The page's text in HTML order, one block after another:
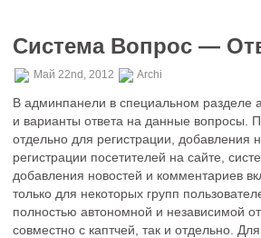
Система Вопрос —
Май 22nd, 2012 Archi
В админпанели в специальном разделе
и варианты ответа на данные вопросы.
отдельно для регистрации, добавления
регистрации посетителей на сайте,
добавления новостей и комментариев
только для некоторых групп
полностью автономной и независимой
совместно с каптчей, так и отдельно.